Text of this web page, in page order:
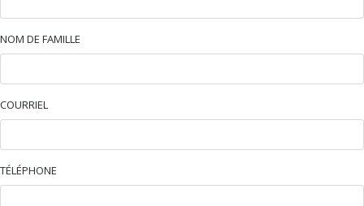
NOM DE FAMILLE
COURRIEL
TÉLÉPHONE